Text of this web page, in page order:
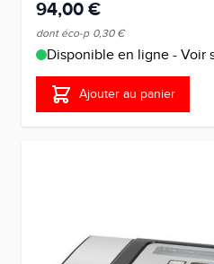
94,00 €
dont éco-p 0,30 €
Disponible en ligne - Voir
Ajouter au panier